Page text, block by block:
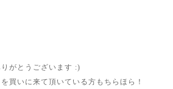
がとうございます :)
買いに来て頂いている方もちらほら！